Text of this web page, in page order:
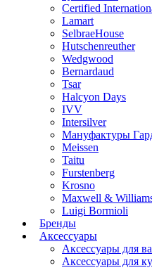
Certified
Lamart
SelbraeHouse
Hutschenreuther
Wedgwood
Bernardaud
Tsar
Halcyon Days
IVV
Intersilver
Мануфактуры
Meissen
Taitu
Furstenberg
Krosno
Maxwell &
Luigi Bormioli
Бренды
Аксессуары
Аксессуары для
Аксессуары для